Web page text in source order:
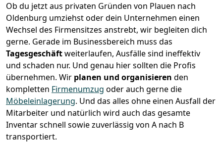
Ob du jetzt aus privaten Gründen von Plauen nach
Oldenburg umziehst oder dein Unternehmen einen
Wechsel des Firmensitzes anstrebt, wir begleiten dich
gerne. Gerade im Businessbereich muss das
Tagesgeschäftweiterlaufen, Ausfälle sind ineffektiv
und schaden nur. Und genau hier sollten die Profis
übernehmen. Wir planen und organisieren den
kompletten Firmenumzug oder auch gerne die
Möbeleinlagerung. Und das alles ohne einen Ausfall der
Mitarbeiter und natürlich wird auch das gesamte
Inventar schnell sowie zuverlässig von A nach B
transportiert.